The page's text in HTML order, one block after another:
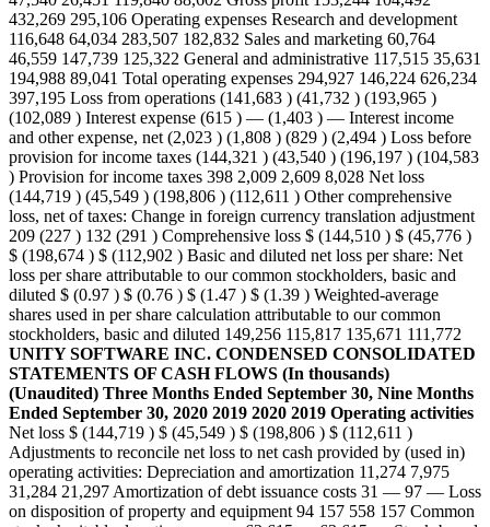
432,269 295,106 Operating expenses Research and development
116,648 64,034 283,507 182,832 Sales and marketing 60,764
46,559 147,739 125,322 General and administrative 117,515 35,631
194,988 89,041 Total operating expenses 294,927 146,224 626,234
397,195 Loss from operations (141,683 ) (41,732 ) (193,965 )
(102,089 ) Interest expense (615 ) — (1,403 ) — Interest income
and other expense, net (2,023 ) (1,808 ) (829 ) (2,494 ) Loss before
provision for income taxes (144,321 ) (43,540 ) (196,197 ) (104,583
) Provision for income taxes 398 2,009 2,609 8,028 Net loss
(144,719 ) (45,549 ) (198,806 ) (112,611 ) Other comprehensive
loss, net of taxes: Change in foreign currency translation adjustment
209 (227 ) 132 (291 ) Comprehensive loss $ (144,510 ) $ (45,776 )
$ (198,674 ) $ (112,902 ) Basic and diluted net loss per share: Net
loss per share attributable to our common stockholders, basic and
diluted $ (0.97 ) $ (0.76 ) $ (1.47 ) $ (1.39 ) Weighted-average
shares used in per share calculation attributable to our common
stockholders, basic and diluted 149,256 115,817 135,671 111,772
UNITY SOFTWARE INC. CONDENSED CONSOLIDATED
STATEMENTS OF CASH FLOWS (In thousands)
(Unaudited) Three Months Ended September 30, Nine Months
Ended September 30, 2020 2019 2020 2019 Operating activities
Net loss $ (144,719 ) $ (45,549 ) $ (198,806 ) $ (112,611 )
Adjustments to reconcile net loss to net cash provided by (used in)
operating activities: Depreciation and amortization 11,274 7,975
31,284 21,297 Amortization of debt issuance costs 31 — 97 — Loss
on disposition of property and equipment 94 157 558 157 Common